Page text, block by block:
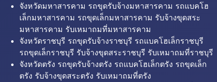
จังหวัดมหาสารคาม รถขุดรับจ้างมหาสารคาม รถแบคโฮ
เล็กมหาสารคาม รถขุดเล็กมหาสารคาม รับจ้างขุดสระ
มหาสารคาม รับเหมาถมที่มหาสารคาม
จังหวัดราชบุรี รถขุดรับจ้างราชบุรี รถแบคโฮเล็กราชบุรี
รถขุดเล็กราชบุรี รับจ้างขุดสระราชบุรี รับเหมาถมที่ราชบุรี
จังหวัดตรัง รถขุดรับจ้างตรัง รถแบคโฮเล็กตรัง รถขุดเล็ก
ตรัง รับจ้างขุดสระตรัง รับเหมาถมที่ตรัง